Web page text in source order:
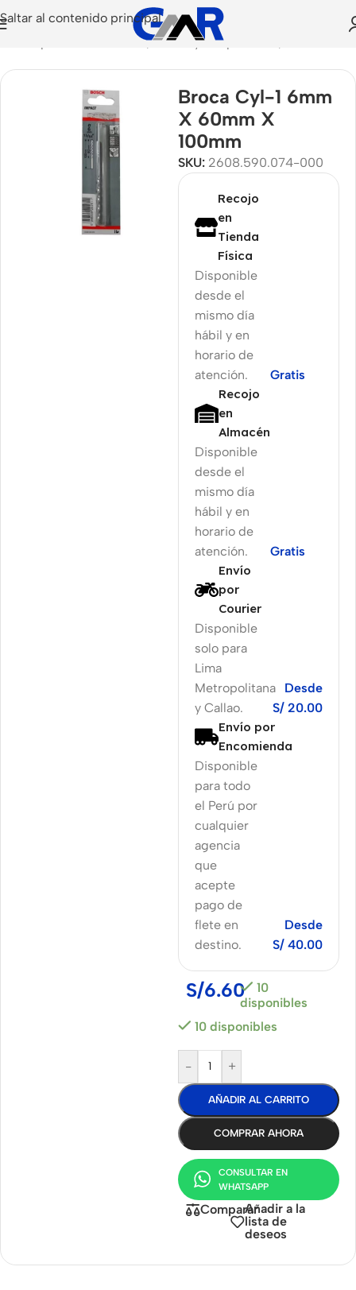
Saltar al contenido principal
para Herramientas/Puntas y Adaptadores
Broca Cyl-1 6mm
X 60mm X
100mm
SKU: 2608.590.074-000
Recojo
en
Tienda
Física
Disponible
desde el
mismo día
hábil y en
horario de
atención.
Gratis
Recojo
en
Almacén
Disponible
desde el
mismo día
hábil y en
horario de
atención.
Gratis
Envío
por
Courier
Disponible
solo para
Lima
Metropolitana
y Callao.
Desde
S/ 20.00
Envío por
Encomienda
Disponible
para todo
el Perú por
cualquier
agencia
que
acepte
pago de
flete en
destino.
Desde
S/ 40.00
S/6.60
10
disponibles
10 disponibles
- +
AÑADIR AL CARRITO
COMPRAR AHORA
CONSULTAR EN
WHATSAPP
CompararAñadir a la
lista de
deseos